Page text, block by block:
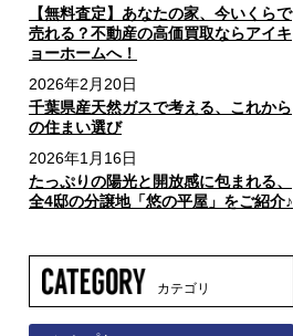
【無料査定】あなたの家、今いくらで
売れる？不動産の高価買取ならアイキ
ョーホームへ！
2026年2月20日
千葉県産天然ガスで考える、これから
の住まい選び
2026年1月16日
たっぷりの陽光と開放感に包まれる、
全4邸の分譲地「悠の平屋」をご紹介♪
カテゴリ